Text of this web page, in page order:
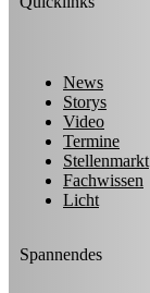
News
Storys
Video
Termine
Stellenmarkt
Fachwissen
Licht
Spannendes